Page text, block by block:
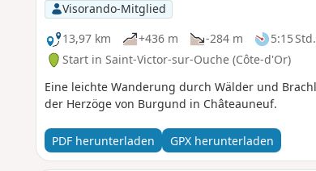
Visorando-Mitglied
13,97 km
+436 m -284 m 5:15 Std.
Start in Saint-Victor-sur-Ouche (Côte-d'Or)
Eine leichte Wanderung durch Wälder und
der Herzöge von Burgund in Châteauneuf.
PDF herunterladen GPX herunterladen